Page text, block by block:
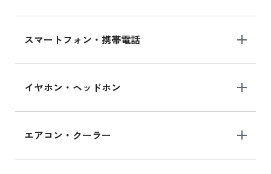
スマートフォン・携帯電話
イヤホン・ヘッドホン
エアコン・クーラー